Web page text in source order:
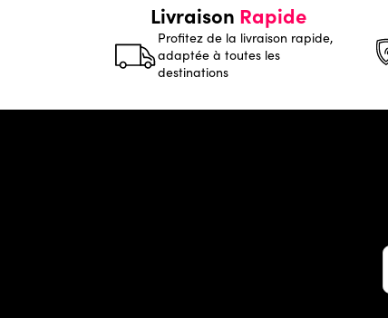
Livraison Rapide
Profitez de la livraison rapide,
adaptée à toutes les
destinations